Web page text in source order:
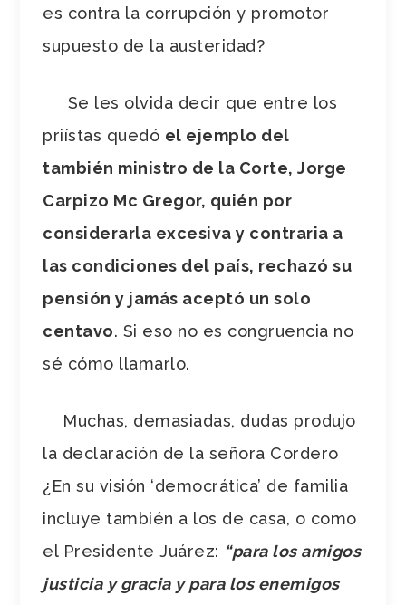
es contra la corrupción y promotor
supuesto de la austeridad?
Se les olvida decir que entre los
priístas quedó el ejemplo del
también ministro de la Corte, Jorge
Carpizo Mc Gregor, quién por
considerarla excesiva y contraria a
las condiciones del país, rechazó su
pensión y jamás aceptó un solo
centavo. Si eso no es congruencia no
sé cómo llamarlo.
Muchas, demasiadas, dudas produjo
la declaración de la señora Cordero
¿En su visión ‘democrática’ de familia
incluye también a los de casa, o como
el Presidente Juárez: “para los amigos
justicia y gracia y para los enemigos